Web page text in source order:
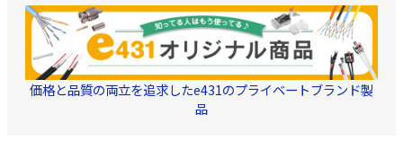
価格と品質の両立を追求したe431のプライベートブランド製
品